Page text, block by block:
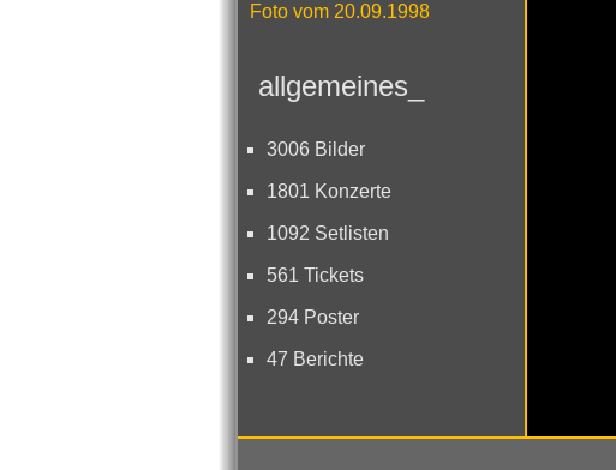
Foto vom 20.09.1998
allgemeines_
3006 Bilder
1801 Konzerte
1092 Setlisten
561 Tickets
294 Poster
47 Berichte